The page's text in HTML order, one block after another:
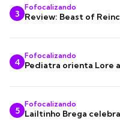
3
Fofocalizando
Review: Beast of
4
Fofocalizando
Pediatra orienta Lore
5
Fofocalizando
Lailtinho Brega